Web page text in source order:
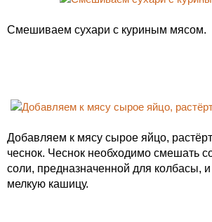
Смешиваем сухари с куриным мясом.
Добавляем к мясу сырое яйцо,
чеснок. Чеснок необходимо смешать
соли, предназначенной для колбасы, и
мелкую кашицу.